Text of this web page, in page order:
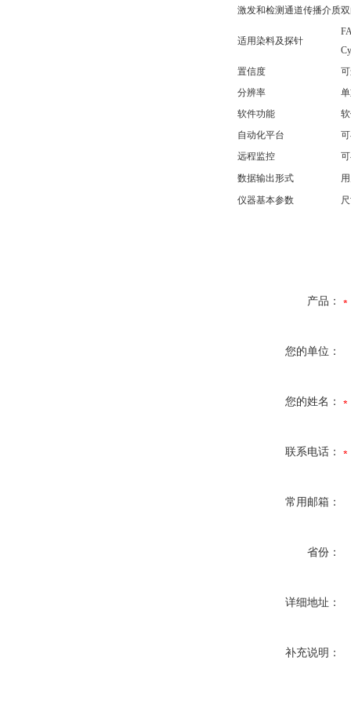
激发和检测通道传播介质
适用染料及探针
置信度
分辨率
软件功能
自动化平台
远程监控
数据输出形式
仪器基本参数
产品：
您的单位：
您的姓名：
联系电话：
常用邮箱：
省份：
详细地址：
补充说明：